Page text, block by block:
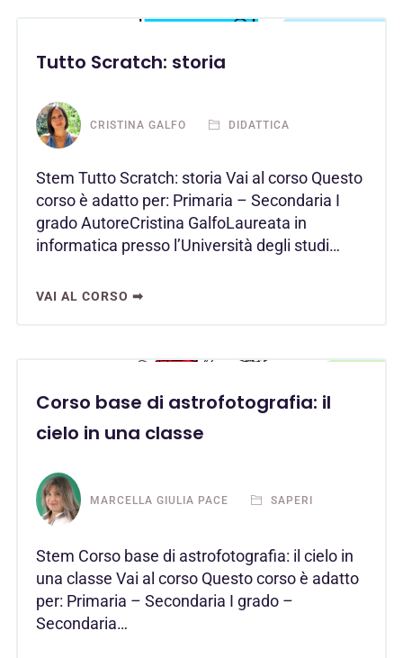
Tutto Scratch: storia
CRISTINA GALFO DIDATTICA
Stem Tutto Scratch: storia Vai al corso Questo
corso è adatto per: Primaria – Secondaria I
grado AutoreCristina GalfoLaureata in
informatica presso l’Università degli studi…
VAI AL CORSO ➡
Corso base di astrofotografia: il
cielo in una classe
MARCELLA GIULIA PACE SAPERI
Stem Corso base di astrofotografia: il cielo in
una classe Vai al corso Questo corso è adatto
per: Primaria – Secondaria I grado –
Secondaria…